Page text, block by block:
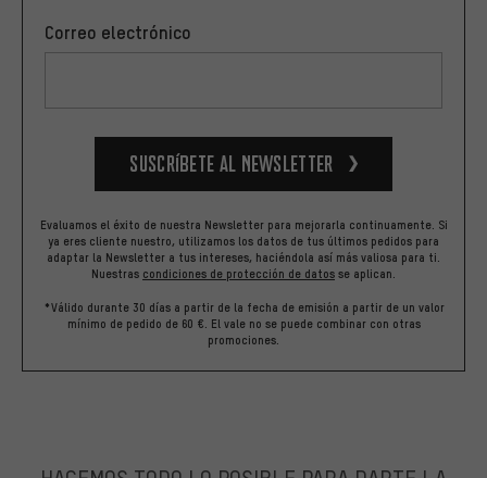
Correo electrónico
Suscríbete al newsletter
Evaluamos el éxito de nuestra Newsletter para mejorarla continuamente. Si
ya eres cliente nuestro, utilizamos los datos de tus últimos pedidos para
adaptar la Newsletter a tus intereses, haciéndola así más valiosa para ti.
Nuestras condiciones de protección de datos se aplican.
*Válido durante 30 días a partir de la fecha de emisión a partir de un valor
mínimo de pedido de 60 €. El vale no se puede combinar con otras
promociones.